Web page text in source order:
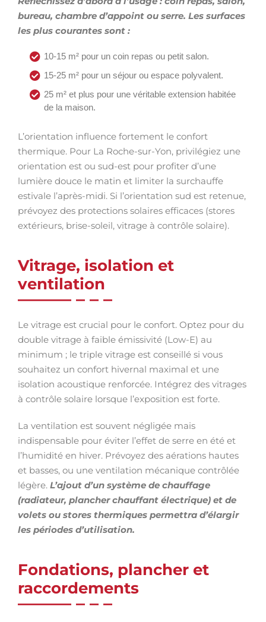
bureau, chambre d’appoint ou serre. Les surfaces
les plus courantes sont :
10-15 m² pour un coin repas ou petit salon.
15-25 m² pour un séjour ou espace polyvalent.
25 m² et plus pour une véritable extension habitée
de la maison.
L’orientation influence fortement le confort
thermique. Pour La Roche-sur-Yon, privilégiez une
orientation est ou sud-est pour profiter d’une
lumière douce le matin et limiter la surchauffe
estivale l’après-midi. Si l’orientation sud est retenue,
prévoyez des protections solaires efficaces (stores
extérieurs, brise-soleil, vitrage à contrôle solaire).
Vitrage, isolation et
ventilation
Le vitrage est crucial pour le confort. Optez pour du
double vitrage à faible émissivité (Low-E) au
minimum ; le triple vitrage est conseillé si vous
souhaitez un confort hivernal maximal et une
isolation acoustique renforcée. Intégrez des vitrages
à contrôle solaire lorsque l’exposition est forte.
La ventilation est souvent négligée mais
indispensable pour éviter l’effet de serre en été et
l’humidité en hiver. Prévoyez des aérations hautes
et basses, ou une ventilation mécanique contrôlée
légère. L’ajout d’un système de chauffage
(radiateur, plancher chauffant électrique) et de
volets ou stores thermiques permettra d’élargir
les périodes d’utilisation.
Fondations, plancher et
raccordements